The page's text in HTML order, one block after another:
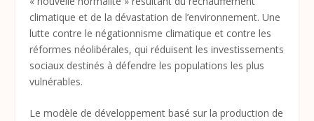
climatique et de la dévastation de l’environnement. Une
lutte contre le négationnisme climatique et contre les
réformes néolibérales, qui réduisent les investissements
sociaux destinés à défendre les populations les plus
vulnérables.
Le modèle de développement basé sur la production de